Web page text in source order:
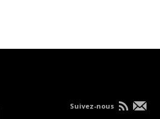
Suivez-nous